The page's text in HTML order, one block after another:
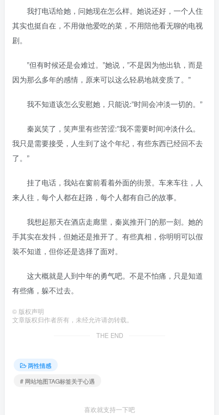
我打电话给她，问她现在怎么样。她说还好，一个人住
其实也挺自在，不用做他爱吃的菜，不用陪他看无聊的电视
剧。
”但有时候还是会难过。”她说，”不是因为他出轨，而是
因为那么多年的感情，原来可以这么轻易地就变质了。”
我不知道该怎么安慰她，只能说:”时间会冲淡一切的。”
秦岚笑了，笑声里有些苦涩:”我不需要时间冲淡什么。
我只是需要接受，人生到了这个年纪，有些东西已经回不去
了。”
挂了电话，我站在窗前看着外面的街景。车来车往，人
来人往，每个人都在赶路，每个人都有自己的故事。
我想起那天在酒店走廊里，秦岚推开门的那一刻。她的
手其实在发抖，但她还是推开了。有些真相，你明明可以假
装不知道，但你还是选择了面对。
这大概就是人到中年的勇气吧。不是不怕痛，只是知道
有些痛，躲不过去。
© 版权声明
文章版权归作者所有，未经允许请勿转载。
THE END
两性情感
# 网站地图TAG标签关于心遇
喜欢就支持一下吧